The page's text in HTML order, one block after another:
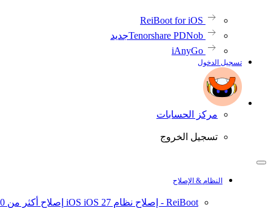
ReiBoot for iOS
Tenorshare PDNobجديد
iAnyGo
تسجيل الدخول
مركز الحسابات
تسجيل الخروج
النظام & الإصلاح
ReiBoot - إصلاح نظام iOS iOS 27 إصلاح أكثر من 150 مشكلة في نظام iOS/iPadOS